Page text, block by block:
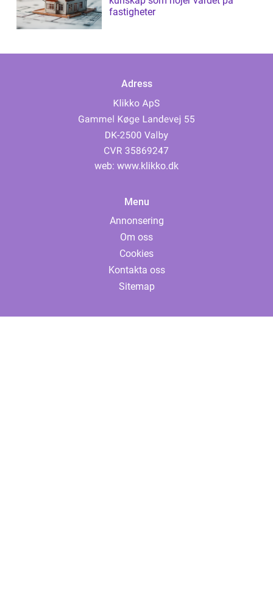
fastigheter
Adress
web: www.klikko.dk
Menu
Annonsering
Om oss
Cookies
Kontakta oss
Sitemap